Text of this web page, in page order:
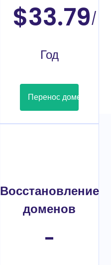
$33.79/
Год
Перенос домена
Восстановление
доменов
-